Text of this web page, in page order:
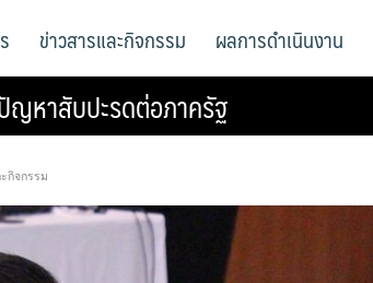
ข่าวสารและกิจกรรม ผลการดำเนินงาน
ญหาสับปะรดต่อภาครัฐ
กิจกรรม